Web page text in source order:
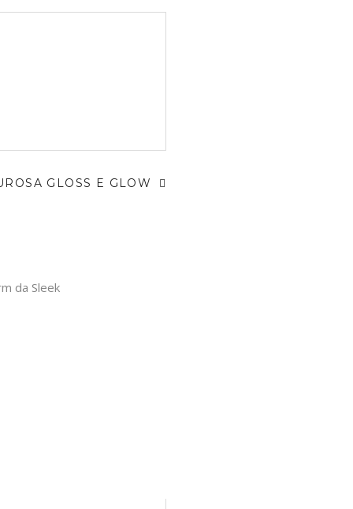
GLOSS E GLOW